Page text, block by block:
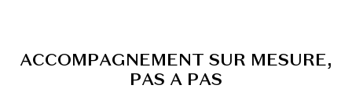
ACCOMPAGNEMENT SUR MESURE,
PAS A PAS